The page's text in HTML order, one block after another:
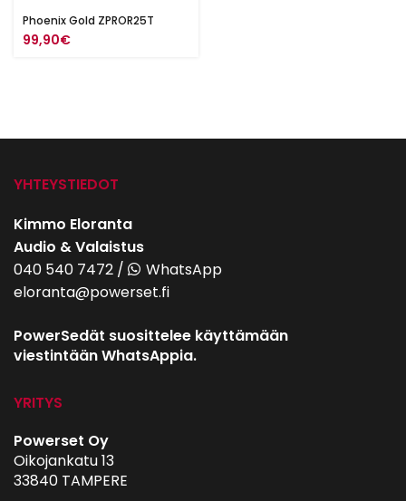
Phoenix Gold ZPROR25T
99,90€
YHTEYSTIEDOT
Kimmo Eloranta
Audio & Valaistus
040 540 7472 /
WhatsApp
eloranta@powerset.fi
PowerSedät suosittelee käyttämään
viestintään WhatsAppia.
YRITYS
Powerset Oy
Oikojankatu 13
33840 TAMPERE